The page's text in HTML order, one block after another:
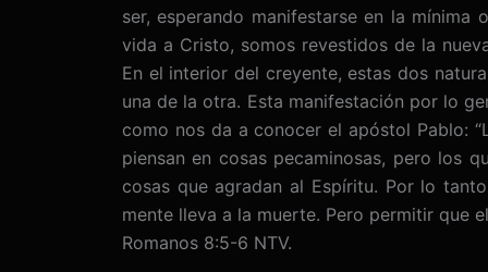
ser, esperando manifestarse en la mínima
vida a Cristo, somos revestidos de la
En el interior del creyente, estas dos
una de la otra. Esta manifestación por lo
como nos da a conocer el apóstol Pablo:
piensan en cosas pecaminosas, pero los
cosas que agradan al Espíritu. Por lo
mente lleva a la muerte. Pero permitir que
Romanos 8:5-6 NTV.